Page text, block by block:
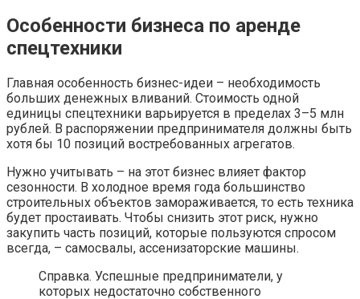
Особенности бизнеса по аренде
спецтехники
Главная особенность бизнес-идеи – необходимость
больших денежных вливаний. Стоимость одной
единицы спецтехники варьируется в пределах 3–5 млн
рублей. В распоряжении предпринимателя должны быть
хотя бы 10 позиций востребованных агрегатов.
Нужно учитывать – на этот бизнес влияет фактор
сезонности. В холодное время года большинство
строительных объектов замораживается, то есть техника
будет простаивать. Чтобы снизить этот риск, нужно
закупить часть позиций, которые пользуются спросом
всегда, – самосвалы, ассенизаторские машины.
Справка. Успешные предприниматели, у
которых недостаточно собственного